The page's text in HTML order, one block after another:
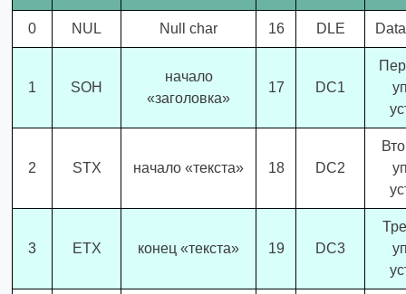
0 NUL Null char 16 DLE
1 SOH
начало
«заголовка»
17 DC1
2 STX начало «текста» 18 DC2
3 ETX конец «текста» 19 DC3